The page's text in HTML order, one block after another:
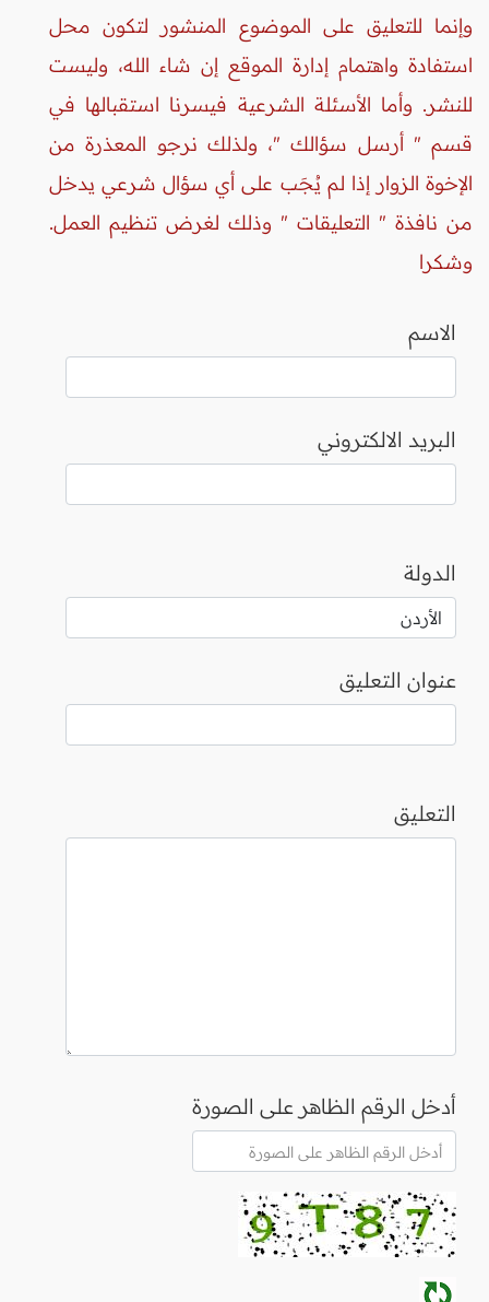
وإنما للتعليق على الموضوع المنشور لتكون محل
استفادة واهتمام إدارة الموقع إن شاء الله، وليست
للنشر. وأما الأسئلة الشرعية فيسرنا استقبالها في
قسم " أرسل سؤالك "، ولذلك نرجو المعذرة من
الإخوة الزوار إذا لم يُجَب على أي سؤال شرعي يدخل
من نافذة " التعليقات " وذلك لغرض تنظيم العمل.
وشكرا
الاسم
البريد الالكتروني
الدولة
عنوان التعليق
التعليق
أدخل الرقم الظاهر على الصورة